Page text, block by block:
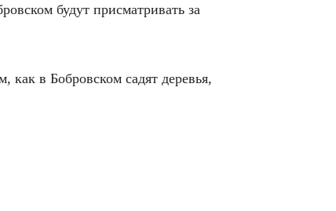
будут присматривать за
как в Бобровском садят деревья,